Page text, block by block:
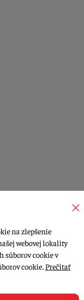
vyhradené.
na zlepšenie
webovej lokality
súborov cookie v
cookie. Prečítať